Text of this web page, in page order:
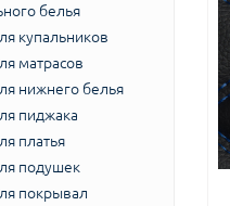
белья
купальников
матрасов
нижнего белья
пиджака
платья
подушек
покрывал